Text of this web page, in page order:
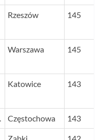
Rzeszów 145
Warszawa 145
Katowice 143
Częstochowa 143
Ząbki 142